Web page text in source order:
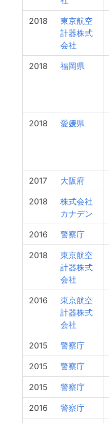
2018
東京航空
計器株式
会社
2018 福岡県
2018 愛媛県
2017 大阪府
2018
株式会社
カナデン
2016 警察庁
2018
東京航空
計器株式
会社
2016
東京航空
計器株式
会社
2015 警察庁
2015 警察庁
2015 警察庁
2016 警察庁